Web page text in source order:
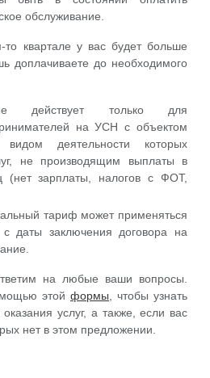
обслуживание.
квартале у вас будет больше
доплачиваете до необходимого
действует только для
на УСН с объектом
деятельности которых
не производящим выплаты в
(нет зарплаты, налогов с ФОТ,
тариф может применяться
даты заключения договора на
на любые ваши вопросы.
этой формы , чтобы узнать
услуг, а также, если вас
нет в этом предложении.